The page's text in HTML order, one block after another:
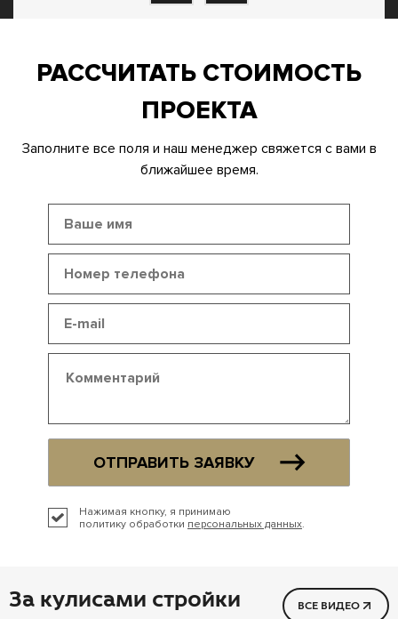
РАССЧИТАТЬ СТОИМОСТЬ
ПРОЕКТА
Заполните все поля и наш менеджер свяжется с вами в
ближайшее время.
ОТПРАВИТЬ ЗАЯВКУ
Нажимая кнопку, я принимаю
политику обработки персональных данных.
За кулисами стройки ВСЕ ВИДЕО